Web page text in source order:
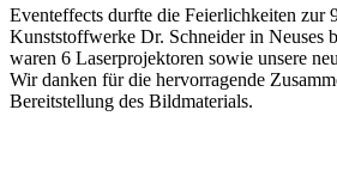
Eventeffects durfte die Feierlichkeiten zur
Kunststoffwerke Dr. Schneider in Neuses
waren 6 Laserprojektoren sowie unsere
Wir danken für die hervorragende
Bereitstellung des Bildmaterials.